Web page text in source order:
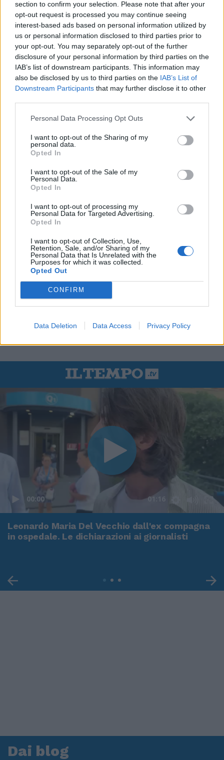
section to confirm your selection. Please note that after your
opt-out request is processed you may continue seeing
interest-based ads based on personal information utilized by
us or personal information disclosed to third parties prior to
your opt-out. You may separately opt-out of the further
disclosure of your personal information by third parties on the
IAB’s list of downstream participants. This information may
also be disclosed by us to third parties on the IAB’s List of
Downstream Participants that may further disclose it to other
Personal Data Processing Opt Outs
I want to opt-out of the Sharing of my
personal data.
Opted In
I want to opt-out of the Sale of my
Personal Data.
Opted In
I want to opt-out of processing my
Personal Data for Targeted Advertising.
Opted In
I want to opt-out of Collection, Use,
Retention, Sale, and/or Sharing of my
Personal Data that Is Unrelated with the
Purposes for which it was collected.
Opted Out
CONFIRM
Data Deletion Data Access Privacy Policy
00:00 01:16
Leonardo Maria Del Vecchio dall'ex compagna
in ospedale. Le dichiarazioni ai giornalisti
Dai blog